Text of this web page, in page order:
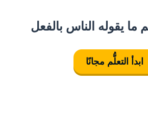
ما يقوله الناس بالفعل
ابدأ التعلُّم مجانًا